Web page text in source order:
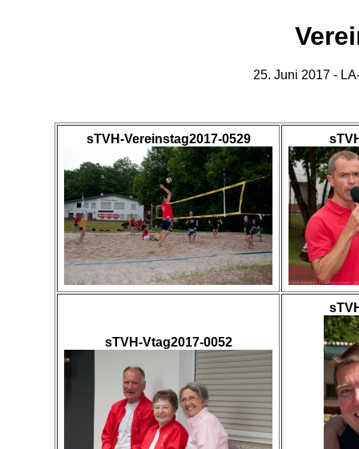
25. Juni 2017 -
sTVH-Vereinstag2017-0529
sTVH-Vtag2017-0052